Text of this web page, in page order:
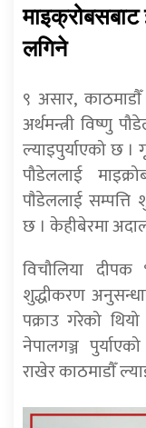
लगिने
९ असार,
अर्थमन्त्री विष्णु
ल्याइपुर्याएको छ
पौडेललाई
पाैडेललाई सम्पत्ति
छ । केहीबेरमा
विचौलिया दीपक
शुद्धीकरण
पक्राउ गरेको
नेपालगञ्ज
राखेर काठमाडाैँ